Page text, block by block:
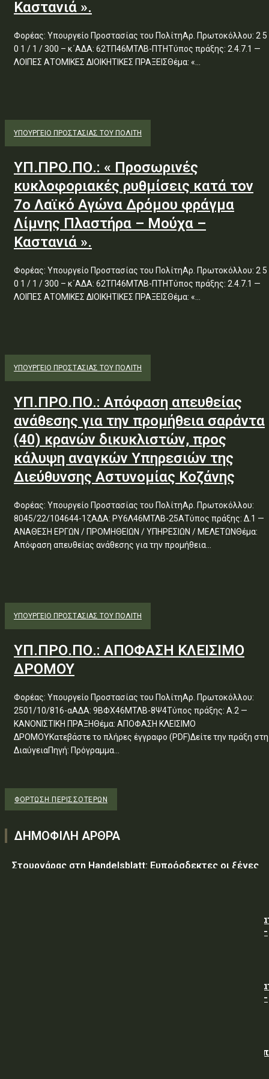
Καστανιά ».
Φορέας: Υπουργείο Προστασίας του ΠολίτηΑρ. Πρωτοκόλλου: 2 5
0 1 / 1 / 300 – κ΄ΑΔΑ: 62ΤΠ46ΜΤΛΒ-ΠΤΗΤύπος πράξης: 2.4.7.1 —
ΛΟΙΠΕΣ ΑΤΟΜΙΚΕΣ ΔΙΟΙΚΗΤΙΚΕΣ ΠΡΑΞΕΙΣΘέμα: «...
ΥΠΟΥΡΓΕΊΟ ΠΡΟΣΤΑΣΊΑΣ ΤΟΥ ΠΟΛΊΤΗ
ΥΠ.ΠΡΟ.ΠΟ.: « Προσωρινές
κυκλοφοριακές ρυθμίσεις κατά τον
7ο Λαϊκό Αγώνα Δρόμου φράγμα
Λίμνης Πλαστήρα – Μούχα –
Καστανιά ».
Φορέας: Υπουργείο Προστασίας του ΠολίτηΑρ. Πρωτοκόλλου: 2 5
0 1 / 1 / 300 – κ΄ΑΔΑ: 62ΤΠ46ΜΤΛΒ-ΠΤΗΤύπος πράξης: 2.4.7.1 —
ΛΟΙΠΕΣ ΑΤΟΜΙΚΕΣ ΔΙΟΙΚΗΤΙΚΕΣ ΠΡΑΞΕΙΣΘέμα: «...
ΥΠΟΥΡΓΕΊΟ ΠΡΟΣΤΑΣΊΑΣ ΤΟΥ ΠΟΛΊΤΗ
ΥΠ.ΠΡΟ.ΠΟ.: Απόφαση απευθείας
ανάθεσης για την προμήθεια σαράντα
(40) κρανών δικυκλιστών, προς
κάλυψη αναγκών Υπηρεσιών της
Διεύθυνσης Αστυνομίας Κοζάνης
Φορέας: Υπουργείο Προστασίας του ΠολίτηΑρ. Πρωτοκόλλου:
8045/22/104644-1ζΑΔΑ: ΡΥ6Λ46ΜΤΛΒ-25ΑΤύπος πράξης: Δ.1 —
ΑΝΑΘΕΣΗ ΕΡΓΩΝ / ΠΡΟΜΗΘΕΙΩΝ / ΥΠΗΡΕΣΙΩΝ / ΜΕΛΕΤΩΝΘέμα:
Απόφαση απευθείας ανάθεσης για την προμήθεια...
ΥΠΟΥΡΓΕΊΟ ΠΡΟΣΤΑΣΊΑΣ ΤΟΥ ΠΟΛΊΤΗ
ΥΠ.ΠΡΟ.ΠΟ.: ΑΠΟΦΑΣΗ ΚΛΕΙΣΙΜΟ
ΔΡΟΜΟΥ
Φορέας: Υπουργείο Προστασίας του ΠολίτηΑρ. Πρωτοκόλλου:
2501/10/816-αΑΔΑ: 9ΒΦΧ46ΜΤΛΒ-8Ψ4Τύπος πράξης: Α.2 —
ΚΑΝΟΝΙΣΤΙΚΗ ΠΡΑΞΗΘέμα: ΑΠΟΦΑΣΗ ΚΛΕΙΣΙΜΟ
ΔΡΟΜΟΥΚατεβάστε το πλήρες έγγραφο (PDF)Δείτε την πράξη στη
ΔιαύγειαΠηγή: Πρόγραμμα...
ΦΌΡΤΩΣΗ ΠΕΡΙΣΣΟΤΈΡΩΝ
ΔΗΜΟΦΙΛΗ ΑΡΘΡΑ
Στουρνάρας στη Handelsblatt: Ευπρόσδεκτες οι ξένες
ΥΠ.ΠΡΟ.ΠΟ.: « Προσωρινές κυκλοφοριακές ρυθμίσεις
τον 7ο Λαϊκό Αγώνα Δρόμου φράγμα Λίμνης Πλαστήρα –
ΥΠ.ΠΡΟ.ΠΟ.: « Προσωρινές κυκλοφοριακές ρυθμίσεις
τον 7ο Λαϊκό Αγώνα Δρόμου φράγμα Λίμνης Πλαστήρα –
ΥΠΕΘΑ: Διενέργεια Διαγωνισμού για την Προμήθεια